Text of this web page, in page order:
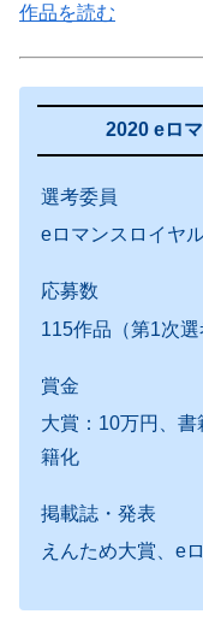
作品を読む
2020 eロ
選考委員
eロマンスロイヤ
応募数
115作品（第1次選
賞金
大賞：10万円、
籍化
掲載誌・発表
えんため大賞、e